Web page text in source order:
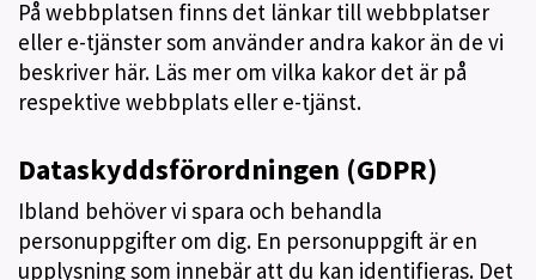
På webbplatsen finns det länkar till webbplatser
eller e-tjänster som använder andra kakor än de vi
beskriver här. Läs mer om vilka kakor det är på
respektive webbplats eller e-tjänst.
Dataskyddsförordningen (GDPR)
Ibland behöver vi spara och behandla
personuppgifter om dig. En personuppgift är en
upplysning som innebär att du kan identifieras. Det